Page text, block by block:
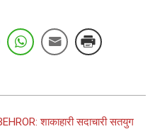
शाकाहारी सदाचारी सतयुग